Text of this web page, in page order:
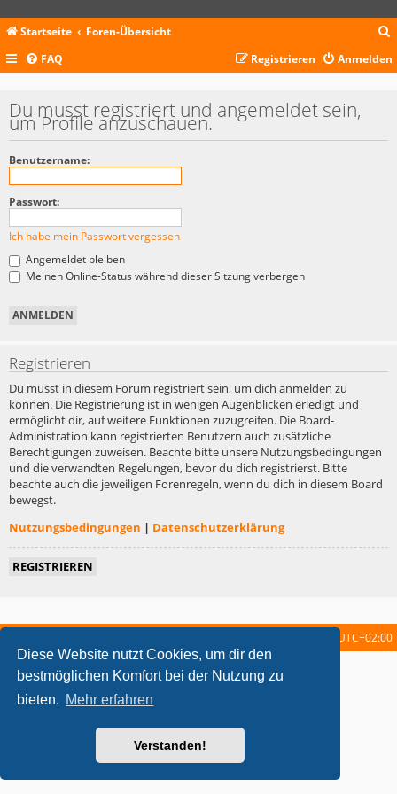
Diese Website nutzt Cookies, um dir den
bestmöglichen Komfort bei der Nutzung zu
bieten. Mehr erfahren
Verstanden!
Startseite Foren-Übersicht
c
FAQ Anmelden
Registrieren
Du musst registriert und angemeldet sein,
um Profile anzuschauen.
Benutzername:
Passwort:
Ich habe mein Passwort vergessen
Angemeldet bleiben
Meinen Online-Status während dieser Sitzung verbergen
Registrieren
Du musst in diesem Forum registriert sein, um dich anmelden zu
können. Die Registrierung ist in wenigen Augenblicken erledigt und
ermöglicht dir, auf weitere Funktionen zuzugreifen. Die Board-
Administration kann registrierten Benutzern auch zusätzliche
Berechtigungen zuweisen. Beachte bitte unsere Nutzungsbedingungen
und die verwandten Regelungen, bevor du dich registrierst. Bitte
beachte auch die jeweiligen Forenregeln, wenn du dich in diesem Board
bewegst.
Nutzungsbedingungen | Datenschutzerklärung
REGISTRIEREN
UTC+02:00
metrolike style by Eric Seguin Updated for phpBB3.2 by
Powered byphpBB ® Forum Software © phpBB Limited
Deutsche Übersetzung durch